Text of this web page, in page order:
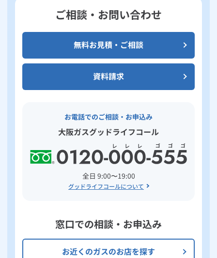
ご相談・お問い合わせ
無料お見積・ご相談
資料請求
お電話でのご相談・お申込み
大阪ガスグッドライフコール
全日 9:00〜19:00
グッドライフコールについて
窓口での相談・お申込み
お近くのガスのお店を探す